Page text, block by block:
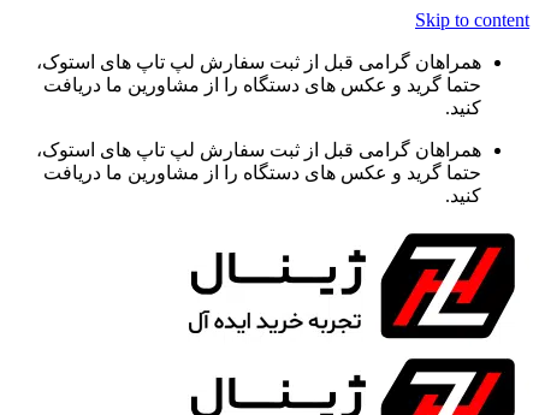
Skip to content
همراهان گرامی قبل از ثبت سفارش لپ تاپ های استوک،
حتما گرید و عکس های دستگاه را از مشاورین ما دریافت
کنید.
همراهان گرامی قبل از ثبت سفارش لپ تاپ های استوک،
حتما گرید و عکس های دستگاه را از مشاورین ما دریافت
کنید.